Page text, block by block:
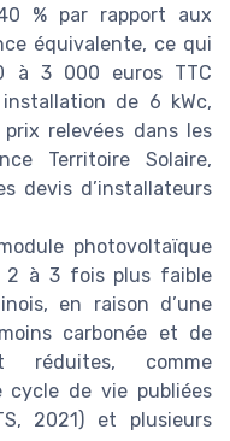
% par rapport aux
équivalente, ce qui
à 3 000 euros TTC
de 6 kWc,
relevées dans les
Territoire Solaire,
devis d’installateurs
photovoltaïque
2 à 3 fois plus faible
en raison d’une
carbonée et de
réduites, comme
cycle de vie publiées
2021) et plusieurs